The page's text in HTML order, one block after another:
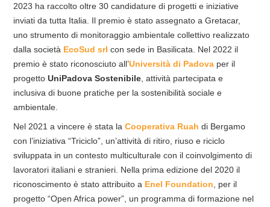
2023 ha raccolto oltre 30 candidature di progetti e iniziative
inviati da tutta Italia. Il premio è stato assegnato a Gretacar,
uno strumento di monitoraggio ambientale collettivo realizzato
dalla società EcoSud srl con sede in Basilicata. Nel 2022 il
premio è stato riconosciuto all’Università di Padova per il
progetto UniPadova Sostenibile , attività partecipata e
inclusiva di buone pratiche per la sostenibilità sociale e
ambientale.
Nel 2021 a vincere è stata la Cooperativa Ruah di Bergamo
con l’iniziativa “Triciclo”, un’attività di ritiro, riuso e riciclo
sviluppata in un contesto multiculturale con il coinvolgimento di
lavoratori italiani e stranieri. Nella prima edizione del 2020 il
riconoscimento è stato attribuito a Enel Foundation , per il
progetto “Open Africa power”, un programma di formazione nel